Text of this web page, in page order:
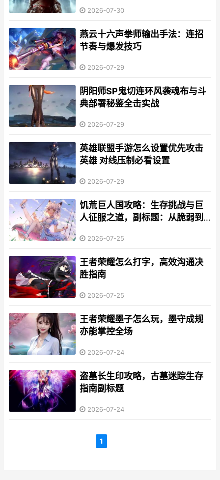
2026-07-30
燕云十六声拳师输出手法：连招
节奏与爆发技巧
2026-07-29
阴阳师SP鬼切连环风袭魂布与斗
典部署秘鉴全击实战
2026-07-29
英雄联盟手游怎么设置优先攻击
英雄 对线压制必看设置
2026-07-29
饥荒巨人国攻略：生存挑战与巨
人征服之道，副标题：从脆弱到
2026-07-25
王者荣耀怎么打字，高效沟通决
胜指南
2026-07-25
王者荣耀墨子怎么玩，墨守成规
亦能掌控全场
2026-07-24
盗墓长生印攻略，古墓迷踪生存
指南副标题
2026-07-24
1